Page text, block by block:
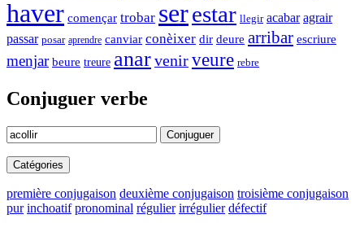
haver començar trobar serestar llegir acabar agrair
passar posar aprendre canviar conèixer dir deure arribar escriure
menjar beure treure anarvenirveure rebre
Conjuguer verbe
Conjuguer
Catégories
première conjugaison deuxième conjugaison troisième conjugaison
pur inchoatif pronominal régulier irrégulier défectif